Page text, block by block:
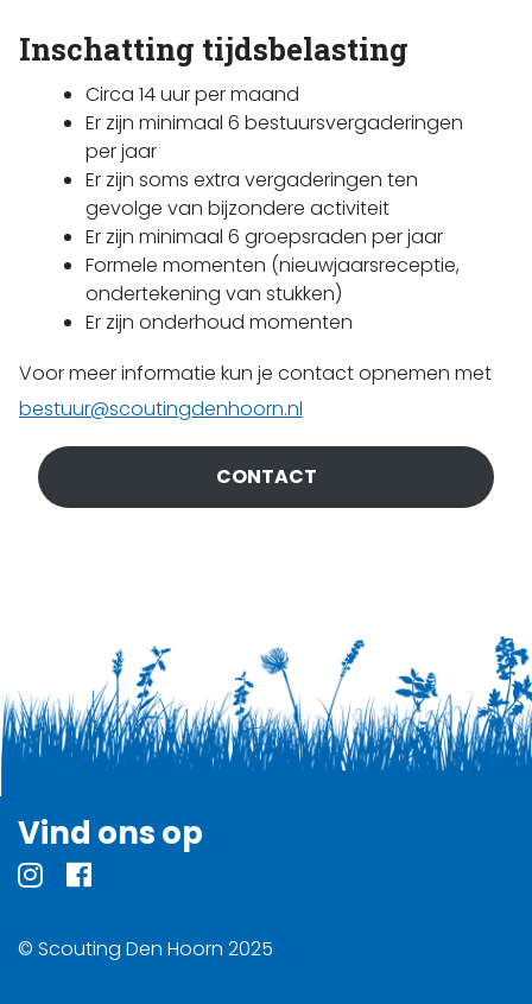
Inschatting tijdsbelasting
Circa 14 uur per maand
Er zijn minimaal 6 bestuursvergaderingen
per jaar
Er zijn soms extra vergaderingen ten
gevolge van bijzondere activiteit
Er zijn minimaal 6 groepsraden per jaar
Formele momenten (nieuwjaarsreceptie,
ondertekening van stukken)
Er zijn onderhoud momenten
Voor meer informatie kun je contact opnemen met
bestuur@scoutingdenhoorn.nl
CONTACT
Vind ons op
© Scouting Den Hoorn 2025